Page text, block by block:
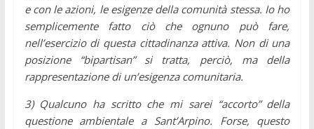
e con le azioni, le esigenze della comunità stessa. Io ho
semplicemente fatto ciò che ognuno può fare,
nell’esercizio di questa cittadinanza attiva. Non di una
posizione “bipartisan” si tratta, perciò, ma della
rappresentazione di un’esigenza comunitaria.
3) Qualcuno ha scritto che mi sarei “accorto” della
questione ambientale a Sant’Arpino. Forse, questo